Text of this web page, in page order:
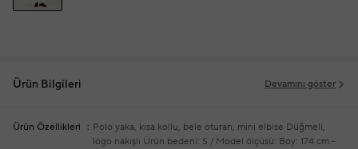
Ürün Bilgileri Devamını göster
Ürün Özellikleri Polo yaka, kısa kollu, bele oturan, mini elbise Düğmeli,
logo nakışlı Ürün bedeni: S / Model ölçüsü: Boy: 174 cm -